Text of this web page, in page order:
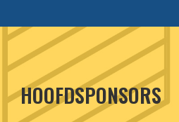
HOOFDSPONSORS